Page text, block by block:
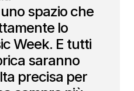
spazio che
lo
Week. E tutti
saranno
precisa per